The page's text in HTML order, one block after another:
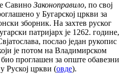
Савино Законоправило, по свој
у Бугарској цркви за
зборник. На захтев руског
патријарх је 1262. године,
послао један рукопис
је потом на Владимирском
проглашен за опште обавезни
Руској цркви (овде).